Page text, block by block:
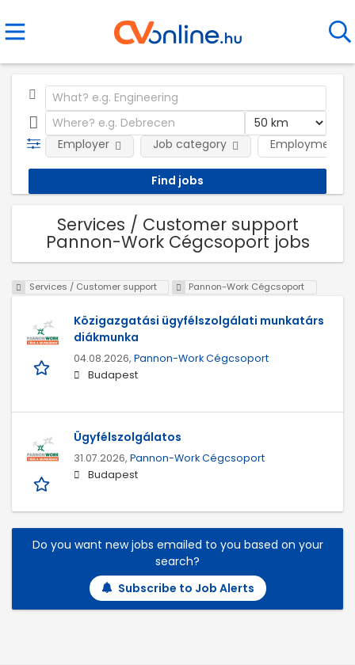
Employment
Employer Job category
Services / Customer support
Pannon-Work Cégcsoport jobs
Services / Customer support Pannon-Work Cégcsoport
Közigazgatási ügyfélszolgálati munkatárs
diákmunka
04.08.2026, Pannon-Work Cégcsoport
Budapest
Ügyfélszolgálatos
31.07.2026, Pannon-Work Cégcsoport
Budapest
Do you want new jobs emailed to you based on your
search?
Subscribe to Job Alerts